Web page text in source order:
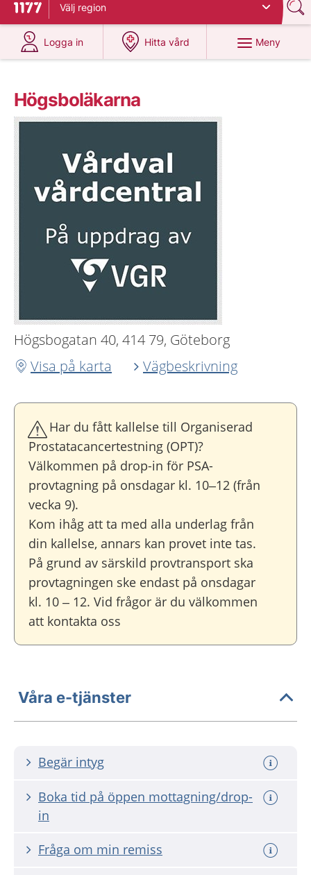
Till startsidan för 1177
Välj region
Logga in
på 1177.se
Hitta vård
på 1177.se
Meny
Högsboläkarna
Högsbogatan 40, 414 79, Göteborg
Visa på karta
Vägbeskrivning
Har du fått kallelse till Organiserad
Prostatacancertestning (OPT)?
Välkommen på drop-in för PSA-
provtagning på onsdagar kl. 10–12 (från
vecka 9).
Kom ihåg att ta med alla underlag från
din kallelse, annars kan provet inte tas.
På grund av särskild provtransport ska
provtagningen ske endast på onsdagar
kl. 10 – 12. Vid frågor är du välkommen
att kontakta oss
Våra e-tjänster
Begär intyg
Boka tid på öppen mottagning/drop-
in
Fråga om min remiss